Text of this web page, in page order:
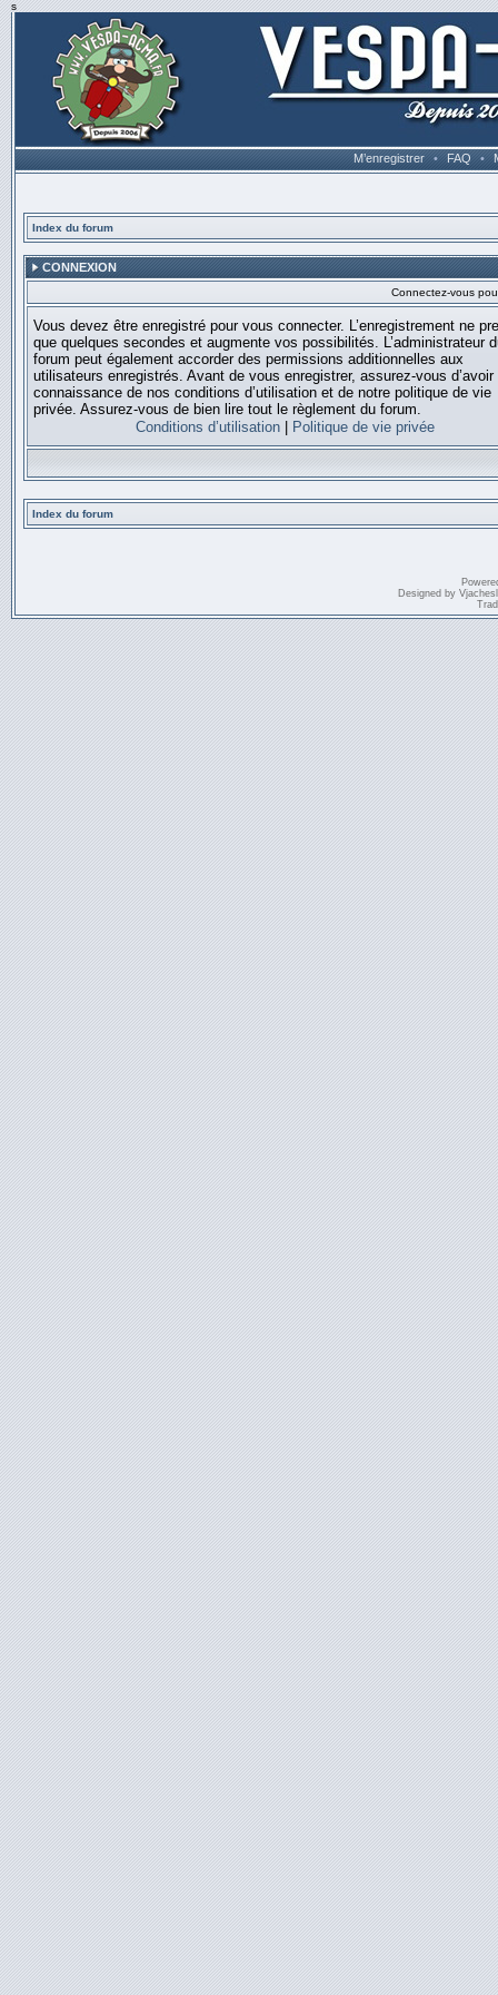
s
M’enregistrer • FAQ •
Index du forum
CONNEXION
Connectez-vous
Vous devez être enregistré pour vous connecter. L’enregistrement ne
que quelques secondes et augmente vos possibilités. L’administrateur
forum peut également accorder des permissions additionnelles aux
utilisateurs enregistrés. Avant de vous enregistrer, assurez-vous d’avoir
connaissance de nos conditions d’utilisation et de notre politique de vie
privée. Assurez-vous de bien lire tout le règlement du forum.
Conditions d’utilisation
Politique de vie privée
Index du forum
Designed by